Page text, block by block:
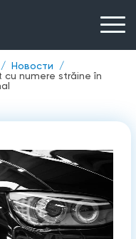
Новости
numere străine în